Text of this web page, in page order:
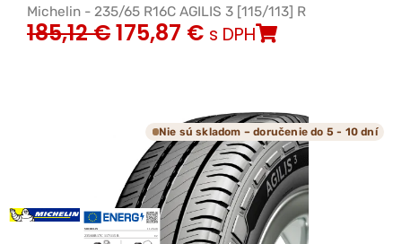
Michelin - 235/65 R16C AGILIS 3 [115/113] R
185,12€175,87 € s DPH
Nie sú skladom – doručenie do 5 - 10 dní